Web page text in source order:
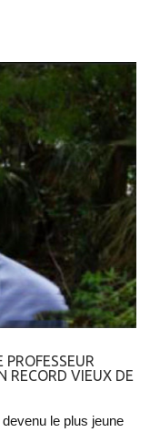
RECORD VIEUX DE
le plus jeune